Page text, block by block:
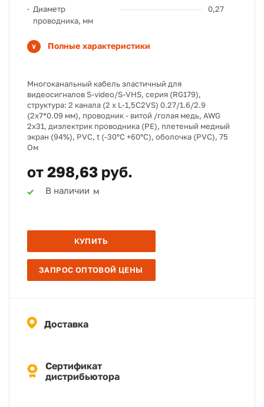
Диаметр
проводника, мм
0,27
Полные характеристики
Многоканальный кабель эластичный для
видеосигналов S-video/S-VHS, серия (RG179),
структура: 2 канала (2 х L-1,5C2VS) 0.27/1.6/2.9
(2х7*0.09 мм), проводник - витой /голая медь, AWG
2х31, диэлектрик проводника (PE), плетеный медный
экран (94%), PVC, t (-30°C +60°C), оболочка (PVC), 75
Ом
от 298,63 руб.
В наличии м
КУПИТЬ
ЗАПРОС ОПТОВОЙ ЦЕНЫ
Доставка
Сертификат
дистрибьютора